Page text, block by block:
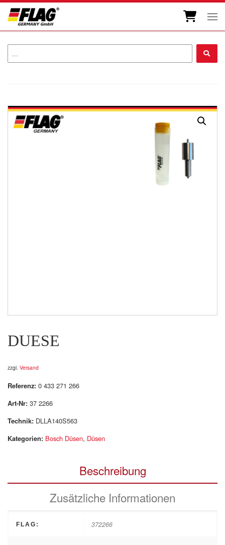
Zum Inhalt springen
DUESE
zzgl. Versand
Referenz: 0 433 271 266
Art-Nr: 37 2266
Technik: DLLA140S563
Kategorien: Bosch Düsen, Düsen
Beschreibung
Zusätzliche Informationen
FLAG: 372266